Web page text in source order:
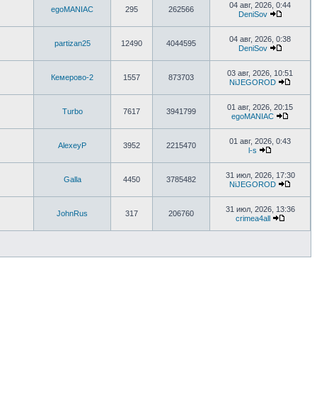
egoMANIAC 295 262566
04 авг, 2026, 0:44
DeniSov
partizan25 12490 4044595
04 авг, 2026, 0:38
DeniSov
Кемерово-2 1557 873703
03 авг, 2026, 10:51
NiJEGOROD
Turbo 7617 3941799
01 авг, 2026, 20:15
egoMANIAC
AlexeyP 3952 2215470
01 авг, 2026, 0:43
l-s
Galla 4450 3785482
31 июл, 2026, 17:30
NiJEGOROD
JohnRus 317 206760
31 июл, 2026, 13:36
crimea4all